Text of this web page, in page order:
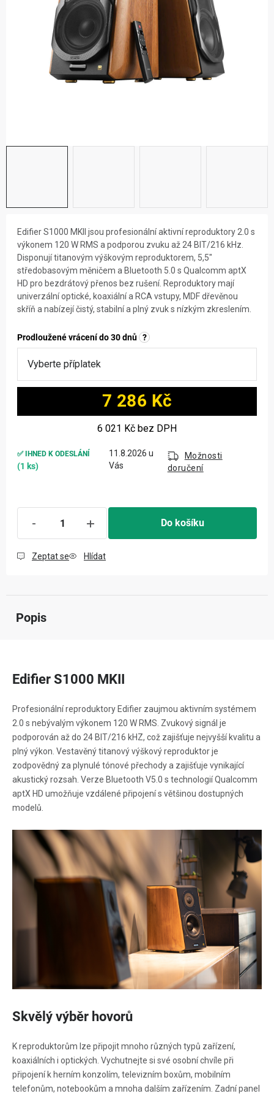
Edifier S1000 MKII jsou profesionální aktivní reproduktory 2.0 s
výkonem 120 W RMS a podporou zvuku až 24 BIT/216 kHz.
Disponují titanovým výškovým reproduktorem, 5,5"
středobasovým měničem a Bluetooth 5.0 s Qualcomm aptX
HD pro bezdrátový přenos bez rušení. Reproduktory mají
univerzální optické, koaxiální a RCA vstupy, MDF dřevěnou
skříň a nabízejí čistý, stabilní a plný zvuk s nízkým zkreslením.
Prodloužené vrácení do 30 dnů ?
7 286 Kč
6 021 Kč bez DPH
✅ IHNED K ODESLÁNÍ
(1 ks)
11.8.2026
Možnosti
doručení
Do košíku
Zeptat se Hlídat
Popis
Edifier S1000 MKII
Profesionální reproduktory Edifier zaujmou aktivním systémem
2.0 s nebývalým výkonem 120 W RMS. Zvukový signál je
podporován až do 24 BIT/216 kHZ, což zajišťuje nejvyšší kvalitu a
plný výkon. Vestavěný titanový výškový reproduktor je
zodpovědný za plynulé tónové přechody a zajišťuje vynikající
akustický rozsah. Verze Bluetooth V5.0 s technologií Qualcomm
aptX HD umožňuje vzdálené připojení s většinou dostupných
modelů.
Skvělý výběr hovorů
K reproduktorům lze připojit mnoho různých typů zařízení,
koaxiálních i optických. Vychutnejte si své osobní chvíle při
připojení k herním konzolím, televizním boxům, mobilním
telefonům, notebookům a mnoha dalším zařízením. Zadní panel